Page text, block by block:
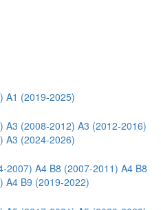
A1 (2019-2025)
A3 (2008-2012) A3 (2012-2016)
A3 (2024-2026)
2007) A4 B8 (2007-2011) A4 B8
A4 B9 (2019-2022)